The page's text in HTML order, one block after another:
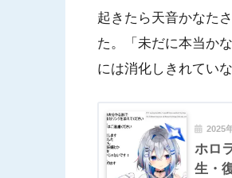
起きたら天音かなた
た。「未だに本当か
には消化しきれてい
2025
ホロ
生・